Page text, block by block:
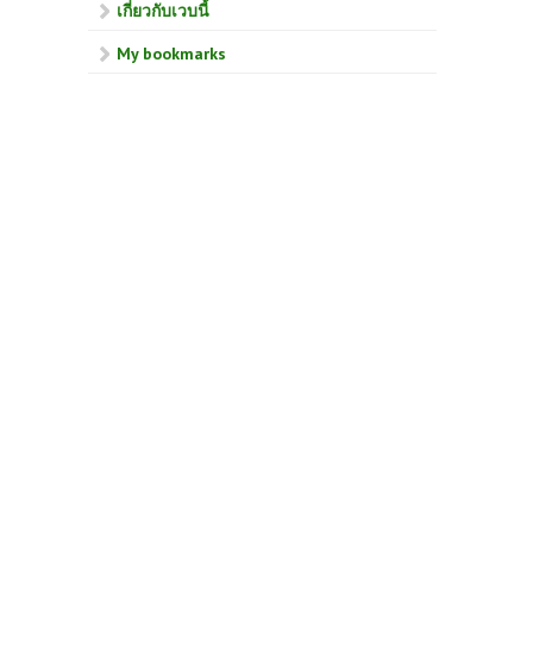
เกี่ยวกับเวบนี้
My bookmarks